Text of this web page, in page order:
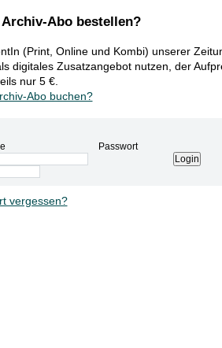
Abo bestellen?
(Print, Online und Kombi) unserer
digitales Zusatzangebot nutzen, der
nur 5 €.
Abo buchen?
Passwort
vergessen?